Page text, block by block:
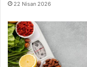
22 Nisan 2026